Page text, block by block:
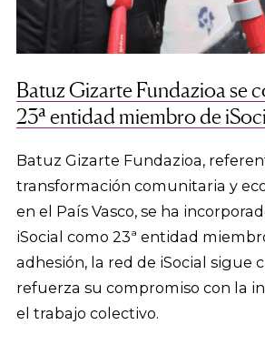
Batuz Gizarte Fundazioa se
23ª entidad miembro de
Batuz Gizarte Fundazioa,
transformación comunitaria y
en el País Vasco, se ha
iSocial como 23ª entidad
adhesión, la red de iSocial sigue
refuerza su compromiso con la
el trabajo colectivo.